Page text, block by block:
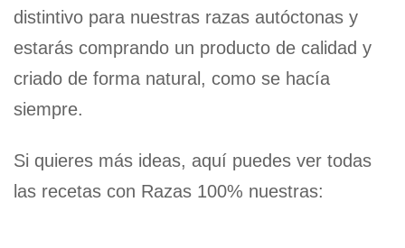
distintivo para nuestras razas autóctonas y
estarás comprando un producto de calidad y
criado de forma natural, como se hacía
siempre.
Si quieres más ideas, aquí puedes ver todas
las recetas con Razas 100% nuestras: